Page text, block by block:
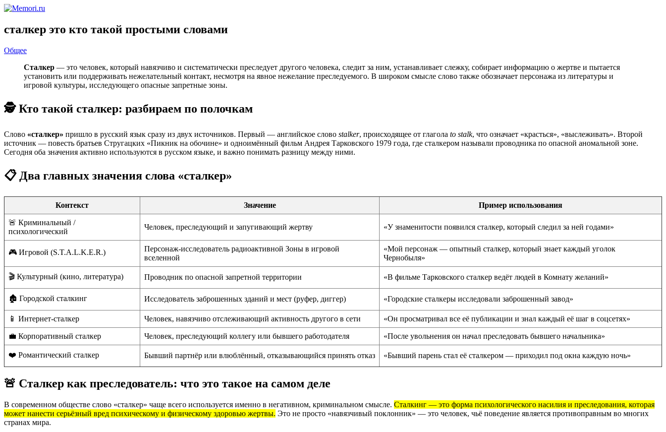
сталкер это кто такой простыми словами
Общее
Сталкер — это человек, который навязчиво и систематически преследует другого человека, следит за ним, устанавливает слежку, собирает информацию о жертве и пытается
установить или поддерживать нежелательный контакт, несмотря на явное нежелание преследуемого. В широком смысле слово также обозначает персонажа из литературы и
игровой культуры, исследующего опасные запретные зоны.
🕵️ Кто такой сталкер: разбираем по полочкам
Слово «сталкер» пришло в русский язык сразу из двух источников. Первый — английское слово stalker, происходящее от глагола to stalk, что означает «красться», «выслеживать». Второй
источник — повесть братьев Стругацких «Пикник на обочине» и одноимённый фильм Андрея Тарковского 1979 года, где сталкером называли проводника по опасной аномальной зоне.
Сегодня оба значения активно используются в русском языке, и важно понимать разницу между ними.
📋 Два главных значения слова «сталкер»
Контекст Значение Пример использования
🚨 Криминальный /
психологический
Человек, преследующий и запугивающий жертву «У знаменитости появился сталкер, который следил за ней годами»
🎮 Игровой (S.T.A.L.K.E.R.)
Персонаж-исследователь радиоактивной Зоны в игровой
вселенной
«Мой персонаж — опытный сталкер, который знает каждый уголок
Чернобыля»
🎬 Культурный (кино, литература) Проводник по опасной запретной территории «В фильме Тарковского сталкер ведёт людей в Комнату желаний»
🏚️ Городской сталкинг Исследователь заброшенных зданий и мест (руфер, диггер) «Городские сталкеры исследовали заброшенный завод»
📱 Интернет-сталкер Человек, навязчиво отслеживающий активность другого в сети «Он просматривал все её публикации и знал каждый её шаг в соцсетях»
💼 Корпоративный сталкер Человек, преследующий коллегу или бывшего работодателя «После увольнения он начал преследовать бывшего начальника»
❤️ Романтический сталкер Бывший партнёр или влюблённый, отказывающийся принять отказ «Бывший парень стал её сталкером — приходил под окна каждую ночь»
🚨 Сталкер как преследователь: что это такое на самом деле
В современном обществе слово «сталкер» чаще всего используется именно в негативном, криминальном смысле. Сталкинг — это форма психологического насилия и преследования, которая
может нанести серьёзный вред психическому и физическому здоровью жертвы. Это не просто «навязчивый поклонник» — это человек, чьё поведение является противоправным во многих
странах мира.